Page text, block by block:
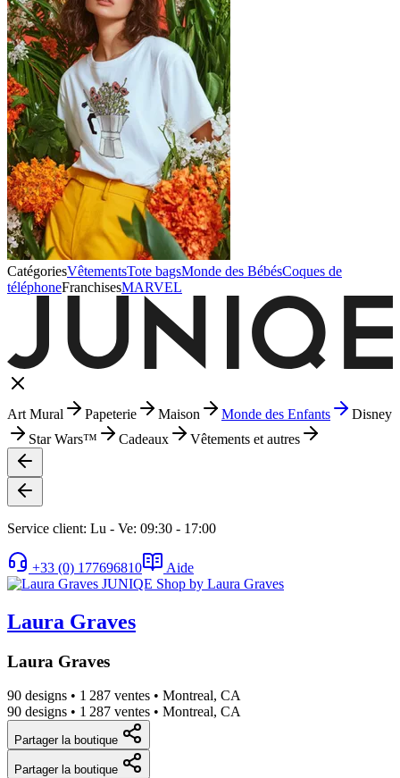
CatégoriesVêtementsTote bagsMonde des BébésCoques de
téléphoneFranchisesMARVEL
Art Mural Papeterie Maison Monde des Enfants
Disney
Star Wars™
Cadeaux Vêtements et autres
Service client: Lu - Ve: 09:30 - 17:00
+33 (0) 177696810 Aide
Laura Graves
Laura Graves
90 designs • 1 287 ventes • Montreal, CA
90 designs • 1 287 ventes • Montreal, CA
Partager la boutique
Partager la boutique